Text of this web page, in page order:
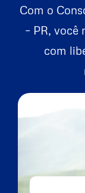
Com o
– PR, você
com